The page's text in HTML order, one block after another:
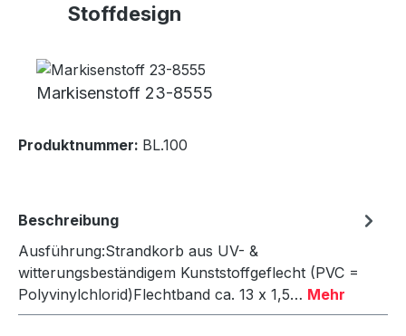
Stoffdesign
Markisenstoff 23-8555
Produktnummer: BL.100
Beschreibung
Ausführung:Strandkorb aus UV- &
witterungsbeständigem Kunststoffgeflecht (PVC =
Polyvinylchlorid)Flechtband ca. 13 x 1,5… Mehr